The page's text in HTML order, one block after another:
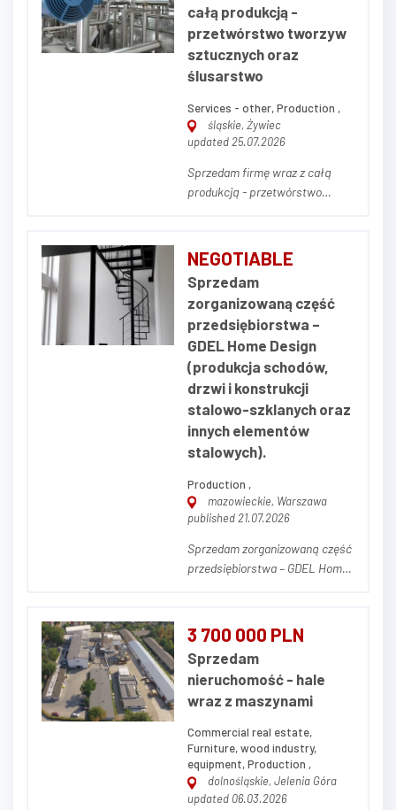
całą produkcją -
przetwórstwo tworzyw
sztucznych oraz
ślusarstwo
Services - other, Production ,
śląskie, Żywiec
updated 25.07.2026
Sprzedam firmę wraz z całą
produkcją - przetwórstwo
zorganizowane
przedsiębiorstwo produkcyjne
wraz ze znaną marką własną -
branża ślusarstwo wraz z
produkcją elementów z tworzyw
sztucznych. Firma powst...
NEGOTIABLE
Sprzedam
zorganizowaną część
przedsiębiorstwa –
GDEL Home Design
(produkcja schodów,
drzwi i konstrukcji
stalowo-szklanych oraz
innych elementów
stalowych).
Production ,
mazowieckie, Warszawa
published 21.07.2026
Sprzedam zorganizowaną część
przedsiębiorstwa – GDEL Home
Na sprzedaż kompletna,
działająca zorganizowana część
przedsiębiorstwa pod marką
GDEL Home Design (gdel.pl) —
producenta drzwi, ścia...
3 700 000 PLN
Sprzedam
nieruchomość - hale
wraz z maszynami
Commercial real estate,
Furniture, wood industry,
equipment, Production ,
dolnośląskie, Jelenia Góra
updated 06.03.2026